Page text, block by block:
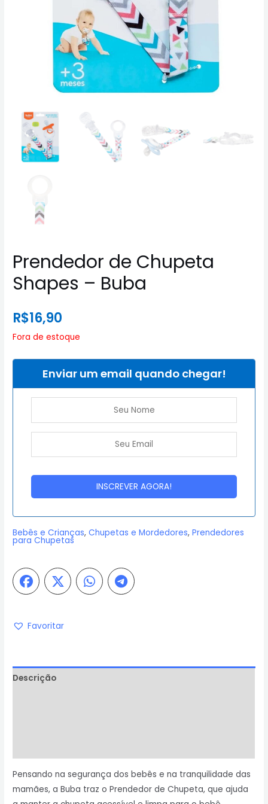
Prendedor de Chupeta
Shapes – Buba
R$16,90
Fora de estoque
Enviar um email quando chegar!
Bebês e Crianças,Chupetas e Mordedores,Prendedores
para Chupetas
Favoritar
Descrição
Pensando na segurança dos bebês e na tranquilidade das
mamães, a Buba traz o Prendedor de Chupeta, que ajuda